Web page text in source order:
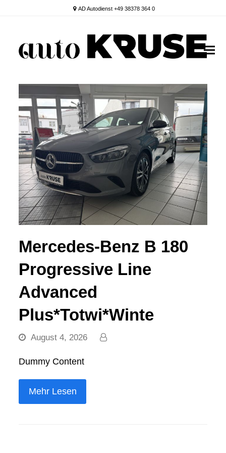
AD Autodienst +49 38378 364 0
Mercedes-Benz B 180
Progressive Line
Advanced
Plus*Totwi*Winte
August 4, 2026
Dummy Content
Mehr Lesen